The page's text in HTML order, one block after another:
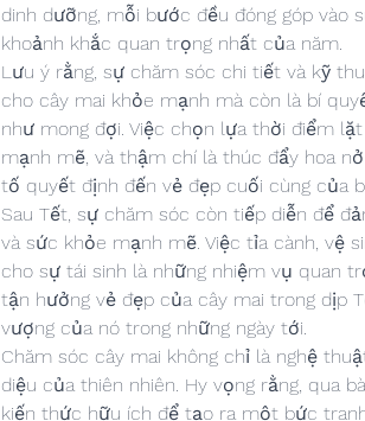
dinh dưỡng, mỗi bước đều đóng góp vào
khoảnh khắc quan trọng nhất của năm.
Lưu ý rằng, sự chăm sóc chi tiết và kỹ
cho cây mai khỏe mạnh mà còn là bí
như mong đợi. Việc chọn lựa thời điểm
mạnh mẽ, và thậm chí là thúc đẩy hoa
tố quyết định đến vẻ đẹp cuối cùng của
Sau Tết, sự chăm sóc còn tiếp diễn để
và sức khỏe mạnh mẽ. Việc tỉa cành, vệ
cho sự tái sinh là những nhiệm vụ quan
tận hưởng vẻ đẹp của cây mai trong dịp
vượng của nó trong những ngày tới.
Chăm sóc cây mai không chỉ là nghệ
diệu của thiên nhiên. Hy vọng rằng, qua
kiến thức hữu ích để tạo ra một bức